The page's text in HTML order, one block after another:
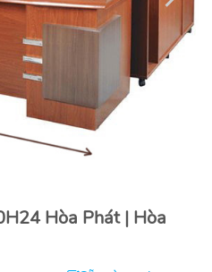
Hòa Phát | Hòa